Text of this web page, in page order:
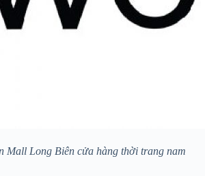
Mall Long Biên cửa hàng thời trang nam